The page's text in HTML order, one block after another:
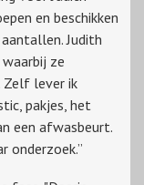
en beschikken
Judith
ze
Zelf lever ik
pakjes, het
een afwasbeurt.
onderzoek.”